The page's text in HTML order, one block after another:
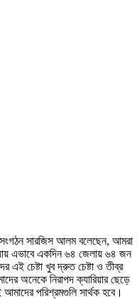
সংগঠন সারজিস আলম বলেছেন, আমরা
যায় এভাবে একদিন ৬৪ জেলায় ৬৪ জন
এই চেষ্টা খুব দ্রুত চেষ্টা ও তীব্র
অনেকে নিরাপদ ক্যারিয়ার ছেড়ে
পরিশ্রমগুলি সার্থক হবে।